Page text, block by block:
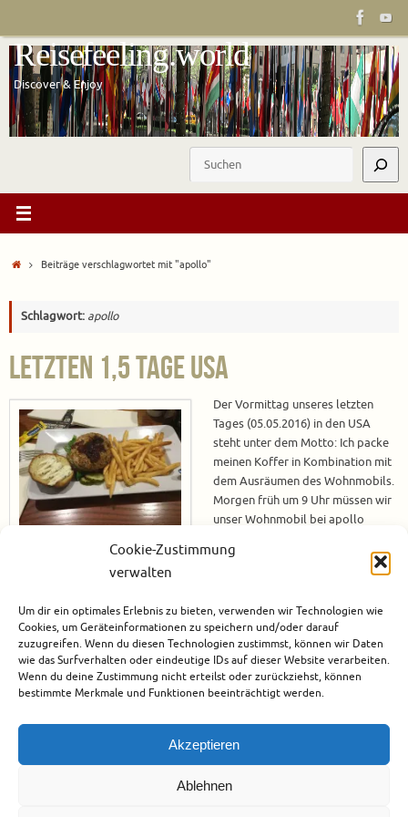
Cookie-Zustimmung
verwalten
Um dir ein optimales Erlebnis zu bieten, verwenden wir Technologien wie
Cookies, um Geräteinformationen zu speichern und/oder darauf
zuzugreifen. Wenn du diesen Technologien zustimmst, können wir Daten
wie das Surfverhalten oder eindeutige IDs auf dieser Website verarbeiten.
Wenn du deine Zustimmung nicht erteilst oder zurückziehst, können
bestimmte Merkmale und Funktionen beeinträchtigt werden.
Akzeptieren
Ablehnen
springen
Reisefeeling.world
Discover & Enjoy
StartBeiträge verschlagwortet mit "apollo"
Schlagwort: apollo
Letzten 1,5 Tage USA
Der Vormittag unseres letzten
Tages (05.05.2016) in den USA
steht unter dem Motto: Ich packe
meinen Koffer in Kombination mit
dem Ausräumen des Wohnmobils.
Morgen früh um 9 Uhr müssen wir
unser Wohnmobil bei apollo
eingepackt und ausgeräumt war,
noch einmal mit dem Besen durch und schon ist das Teil fast wieder wie
Eastside…
Weiterlesen
Juni 25, 2016 Nordamerika,USA